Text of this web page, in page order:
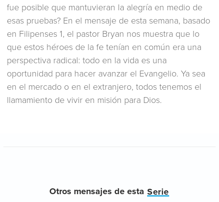
fue posible que mantuvieran la alegría en medio de
esas pruebas? En el mensaje de esta semana, basado
en Filipenses 1, el pastor Bryan nos muestra que lo
que estos héroes de la fe tenían en común era una
perspectiva radical: todo en la vida es una
oportunidad para hacer avanzar el Evangelio. Ya sea
en el mercado o en el extranjero, todos tenemos el
llamamiento de vivir en misión para Dios.
Otros mensajes de esta Serie